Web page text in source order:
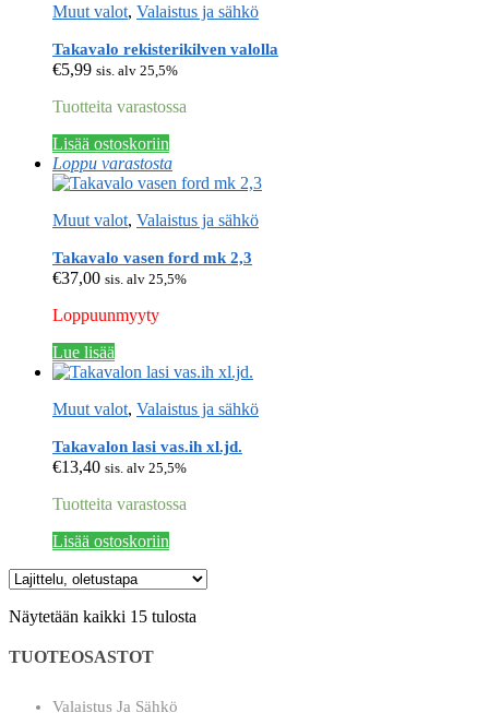
Muut valot, Valaistus ja sähkö
Takavalo rekisterikilven valolla
€5,99 sis. alv 25,5%
Tuotteita varastossa
Lisää ostoskoriin
Loppu varastosta
Muut valot, Valaistus ja sähkö
Takavalo vasen ford mk 2,3
€37,00 sis. alv 25,5%
Loppuunmyyty
Lue lisää
Muut valot, Valaistus ja sähkö
Takavalon lasi vas.ih xl.jd.
€13,40 sis. alv 25,5%
Tuotteita varastossa
Lisää ostoskoriin
Näytetään kaikki 15 tulosta
TUOTEOSASTOT
Valaistus Ja Sähkö